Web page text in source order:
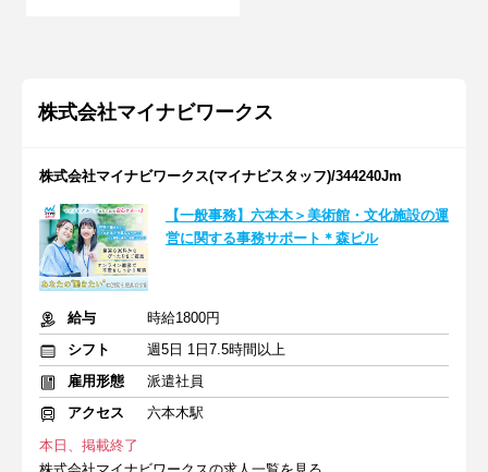
株式会社マイナビワークス
株式会社マイナビワークス(マイナビスタッフ)/344240Jm
【一般事務】六本木＞美術館・文化施設の運
営に関する事務サポート＊森ビル
給与
時給1800円
シフト
週5日 1日7.5時間以上
雇用形態
派遣社員
アクセス
六本木駅
本日、掲載終了